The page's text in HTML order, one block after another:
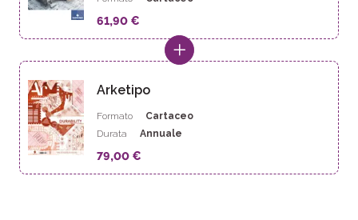
61,90 €
Arketipo
Formato
Cartaceo
Durata
Annuale
79,00 €